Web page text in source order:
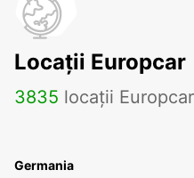
Locații Europcar
3835 locații
Germania